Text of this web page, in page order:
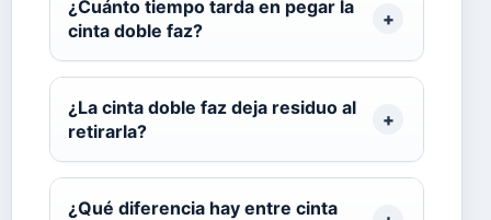
¿Cuánto tiempo tarda en pegar la
cinta doble faz?
¿La cinta doble faz deja residuo al
retirarla?
¿Qué diferencia hay entre cinta